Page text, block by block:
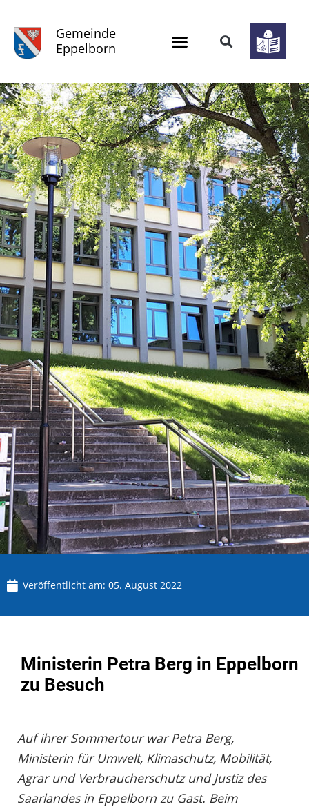
Gemeinde
Eppelborn
Veröffentlicht am: 05. August 2022
Ministerin Petra Berg in Eppelborn
zu Besuch
Auf ihrer Sommertour war Petra Berg,
Ministerin für Umwelt, Klimaschutz, Mobilität,
Agrar und Verbraucherschutz und Justiz des
Saarlandes in Eppelborn zu Gast. Beim